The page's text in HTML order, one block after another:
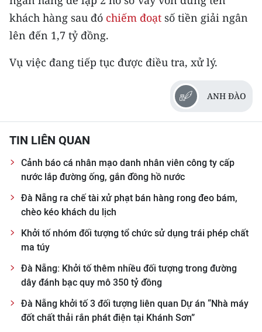
Media Thể thao
Infographic
TIN MỚI
TIN ĐỊA PHƯƠNG
Trung du và miền núi phía Bắc
Đồng bằng sông Hồng
Bắc Trung Bộ
khách hàng sau đó chiếm đoạt số tiền giải ngân
lên đến 1,7 tỷ đồng.
Vụ việc đang tiếp tục được điều tra, xử lý.
ANH ĐÀO
TIN LIÊN QUAN
Cảnh báo cá nhân mạo danh nhân viên công ty cấp
nước lắp đường ống, gắn đồng hồ nước
Đà Nẵng ra chế tài xử phạt bán hàng rong đeo bám,
chèo kéo khách du lịch
Khởi tố nhóm đối tượng tổ chức sử dụng trái phép chất
ma túy
Đà Nẵng: Khởi tố thêm nhiều đối tượng trong đường
dây đánh bạc quy mô 350 tỷ đồng
Đà Nẵng khởi tố 3 đối tượng liên quan Dự án “Nhà máy
đốt chất thải rắn phát điện tại Khánh Sơn”